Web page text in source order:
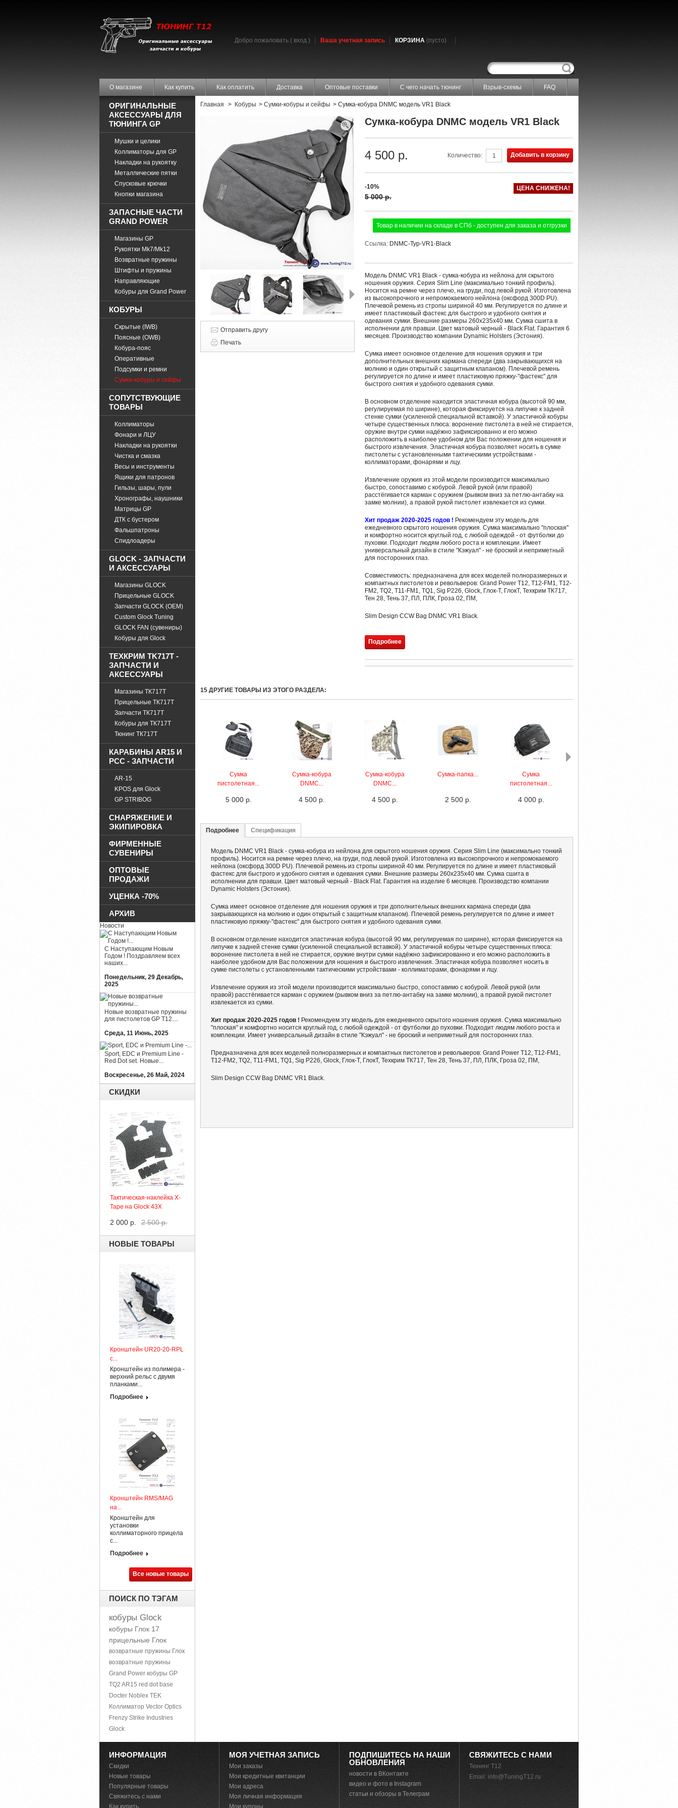
О магазине Как купить Как оплатить Доставка Оптовые поставки С чего начать тюнинг Взрыв-схемы FAQ
Добро пожаловать ( вход ) Ваша учетная запись КОРЗИНА (пусто)
ОРИГИНАЛЬНЫЕ
АКСЕССУАРЫ ДЛЯ
ТЮНИНГА GP
Мушки и целики
Коллиматоры для GP
Накладки на рукоятку
Металлические пятки
Спусковые крючки
Кнопки магазина
ЗАПАСНЫЕ ЧАСТИ
GRAND POWER
Магазины GP
Рукоятки Mk7/Mk12
Возвратные пружины
Штифты и пружины
Направляющие
Кобуры для Grand Power
КОБУРЫ
Скрытые (IWB)
Поясные (OWB)
Кобура-пояс
Оперативные
Подсумки и ремни
Cумки-кобуры и сейфы
СОПУТСТВУЮЩИЕ
ТОВАРЫ
Коллиматоры
Фонари и ЛЦУ
Накладки на рукоятки
Чистка и смазка
Весы и инструменты
Ящики для патронов
Гильзы, шары, пули
Хронографы, наушники
Матрицы GP
ДТК с бустером
Фальшпатроны
Спидлоадеры
GLOCK - ЗАПЧАСТИ
И АКСЕССУАРЫ
Магазины GLOCK
Прицельные GLOCK
Запчасти GLOCK (OEM)
Custom Glock Tuning
GLOCK FAN (сувениры)
Кобуры для Glock
ТЕХКРИМ TK717T -
ЗАПЧАСТИ И
АКСЕССУАРЫ
Магазины ТК717Т
Прицельные ТК717Т
Запчасти ТК717Т
Кобуры для ТК717Т
Тюнинг ТК717Т
КАРАБИНЫ AR15 И
PCC - ЗАПЧАСТИ
AR-15
KPOS для Glock
GP STRIBOG
СНАРЯЖЕНИЕ И
ЭКИПИРОВКА
ФИРМЕННЫЕ
СУВЕНИРЫ
ОПТОВЫЕ
ПРОДАЖИ
УЦЕНКА -70%
АРХИВ
Новости
С Наступающим Новым
Годом ! Поздравляем всех
наших...
Понедельник, 29 Декабрь,
2025
Новые возвратные пружины
для пистолетов GP T12....
Среда, 11 Июнь, 2025
Sport, EDC и Premium Line -
Red Dot set. Новые...
Воскресенье, 26 Май, 2024
СКИДКИ
Тактическая-наклейка X-
Tape на Glock 43X
2 000 р. 2 500 р.
НОВЫЕ ТОВАРЫ
Кронштейн UR20-20-RPL
с...
Кронштейн из полимера -
верхний рельс с двумя
планками...
Подробнее
Кронштейн RMS/MAG
на...
Кронштейн для
установки
коллиматорного прицела
с...
Подробнее
Все новые товары
ПОИСК ПО ТЭГАМ
кобуры Glock
кобуры Глок 17
прицельные Глок
возвратные пружины Глок
возвратные пружины
Grand Power кобуры GP
TQ2 AR15 red dot base
Docter Noblex TEK
Коллиматор Vector Optics
Frenzy Strike Industries
Glock
Главная > Кобуры > Cумки-кобуры и сейфы > Сумка-кобура DNMC модель VR1 Black
Отправить другу
Печать
Сумка-кобура DNMC модель VR1 Black
4 500 р. Добавить в корзину
Количество:
ЦЕНА СНИЖЕНА!
-10%
5 000 р.
Товар в наличии на складе в СПб - доступен для заказа и отгрузки
Ссылка: DNMC-Typ-VR1-Black
Модель DNMC VR1 Black - cумка-кобура из нейлона для скрытого
ношения оружия. Серия Slim Line (максимально тонкий профиль).
Носится на ремне через плечо, на груди, под левой рукой. Изготовлена
из высокопрочного и непромокаемого нейлона (оксфорд 300D PU).
Плечевой ремень из стропы шириной 40 мм. Регулируется по длине и
имеет пластиковый фастекс для быстрого и удобного снятия и
одевания сумки. Внешние размеры 260х235х40 мм. Сумка сшита в
исполнении для правши. Цвет матовый черный - Black Flat. Гарантия 6
месяцев. Производство компании Dynamiс Holsters (Эстония).
Сумка имеет основное отделение для ношения оружия и три
дополнительных внешних кармана спереди (два закрывающихся на
молнию и один открытый с защитным клапаном). Плечевой ремень
регулируется по длине и имеет пластиковую пряжку-"фастекс" для
быстрого снятия и удобного одевания сумки.
В основном отделение находится эластичная кобура (высотой 90 мм,
регулируемая по ширине), которая фиксируется на липучке к задней
стенке сумки (усиленной специальной вставкой). У эластичной кобуры
четыре существенных плюса: воронение пистолета в ней не стирается,
оружие внутри сумки надёжно зафиксированно и его можно
расположить в наиболее удобном для Вас положении для ношения и
быстрого извлечения. Эластичная кобура позволяет носить в сумке
пистолеты с установленными тактическими устройствами -
коллиматорами, фонарями и лцу.
Извлечение оружия из этой модели производится максимально
быстро, сопоставимо с кобурой. Левой рукой (или правой)
расcтёгивается карман с оружием (рывком вниз за петлю-антабку на
замке молнии), а правой рукой пистолет извлекается из сумки.
Хит продаж 2020-2025 годов ! Рекомендуем эту модель для
ежедневного скрытого ношения оружия. Сумка максимально "плоская"
и комфортно носится круглый год, с любой одеждой - от футболки до
пуховки. Подходит людям любого роста и комплекции. Имеет
универсальный дизайн в стиле "Кэжуал" - не броский и неприметный
для посторонних глаз.
Совместимость: предназначена для всех моделей полноразмерных и
компактных пистолетов и револьверов: Grand Power T12, T12-FM1, T12-
FM2, TQ2, T11-FM1, TQ1, Sig P226, Glock, Глок-Т, ГлокТ, Техкрим ТК717,
Тен 28, Тень 37, ПЛ, ПЛК, Гроза 02, ПМ,
Slim Design CCW Bag DNMC VR1 Black.
Подробнее
15 ДРУГИЕ ТОВАРЫ ИЗ ЭТОГО РАЗДЕЛА:
Сумка
пистолетная...
5 000 р.
Сумка-кобура
DNMC...
4 500 р.
Сумка-кобура
DNMC...
4 500 р.
Сумка-папка...
2 500 р.
Сумка
пистолетная...
4 000 р.
Подробнее Спецификация
Модель DNMC VR1 Black - cумка-кобура из нейлона для скрытого ношения оружия. Серия Slim Line (максимально тонкий
профиль). Носится на ремне через плечо, на груди, под левой рукой. Изготовлена из высокопрочного и непромокаемого
нейлона (оксфорд 300D PU). Плечевой ремень из стропы шириной 40 мм. Регулируется по длине и имеет пластиковый
фастекс для быстрого и удобного снятия и одевания сумки. Внешние размеры 260х235х40 мм. Сумка сшита в
исполнении для правши. Цвет матовый черный - Black Flat. Гарантия на изделие 6 месяцев. Производство компании
Dynamiс Holsters (Эстония).
Сумка имеет основное отделение для ношения оружия и три дополнительных внешних кармана спереди (два
закрывающихся на молнию и один открытый с защитным клапаном). Плечевой ремень регулируется по длине и имеет
пластиковую пряжку-"фастекс" для быстрого снятия и удобного одевания сумки.
В основном отделение находится эластичная кобура (высотой 90 мм, регулируемая по ширине), которая фиксируется на
липучке к задней стенке сумки (усиленной специальной вставкой). У эластичной кобуры четыре существенных плюса:
воронение пистолета в ней не стирается, оружие внутри сумки надёжно зафиксированно и его можно расположить в
наиболее удобном для Вас положении для ношения и быстрого извлечения. Эластичная кобура позволяет носить в
сумке пистолеты с установленными тактическими устройствами - коллиматорами, фонарями и лцу.
Извлечение оружия из этой модели производится максимально быстро, сопоставимо с кобурой. Левой рукой (или
правой) расcтёгивается карман с оружием (рывком вниз за петлю-антабку на замке молнии), а правой рукой пистолет
извлекается из сумки.
Хит продаж 2020-2025 годов ! Рекомендуем эту модель для ежедневного скрытого ношения оружия. Сумка максимально
"плоская" и комфортно носится круглый год, с любой одеждой - от футболки до пуховки. Подходит людям любого роста и
комплекции. Имеет универсальный дизайн в стиле "Кэжуал" - не броский и неприметный для посторонних глаз.
Предназначена для всех моделей полноразмерных и компактных пистолетов и револьверов: Grand Power T12, T12-FM1,
T12-FM2, TQ2, T11-FM1, TQ1, Sig P226, Glock, Глок-Т, ГлокТ, Техкрим ТК717, Тен 28, Тень 37, ПЛ, ПЛК, Гроза 02, ПМ,
Slim Design CCW Bag DNMC VR1 Black.
ИНФОРМАЦИЯ
Скидки
Новые товары
Популярные товары
Свяжитесь с нами
Как купить
МОЯ УЧЕТНАЯ ЗАПИСЬ
Мои заказы
Мои кредитные квитанции
Мои адреса
Моя личная информация
Мои купоны
ПОДПИШИТЕСЬ НА НАШИ
ОБНОВЛЕНИЯ
новости в ВКонтакте
видео и фото в Instagram
статьи и обзоры в Телеграм
СВЯЖИТЕСЬ С НАМИ
Тюнинг T12
Email: info@TuningT12.ru